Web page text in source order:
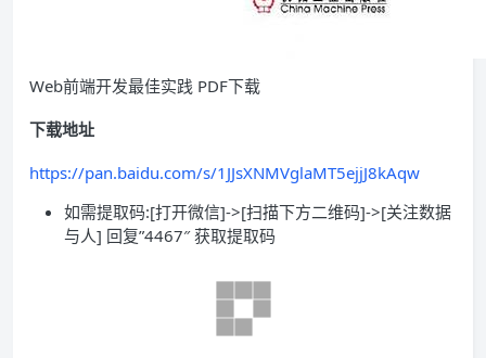
Web前端开发最佳实践 PDF下载
下载地址
https://pan.baidu.com/s/1JJsXNMVglaMT5ejjJ8kAqw
如需提取码:[打开微信]->[扫描下方二维码]->[关注数据
与人] 回复”4467″ 获取提取码